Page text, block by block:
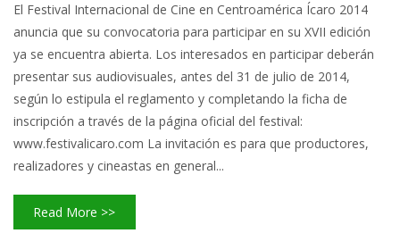
El Festival Internacional de Cine en Centroamérica Ícaro 2014
anuncia que su convocatoria para participar en su XVII edición
ya se encuentra abierta. Los interesados en participar deberán
presentar sus audiovisuales, antes del 31 de julio de 2014,
según lo estipula el reglamento y completando la ficha de
inscripción a través de la página oficial del festival:
www.festivalicaro.com La invitación es para que productores,
realizadores y cineastas en general...
Read More >>